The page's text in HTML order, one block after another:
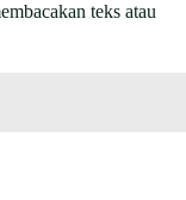
teks atau